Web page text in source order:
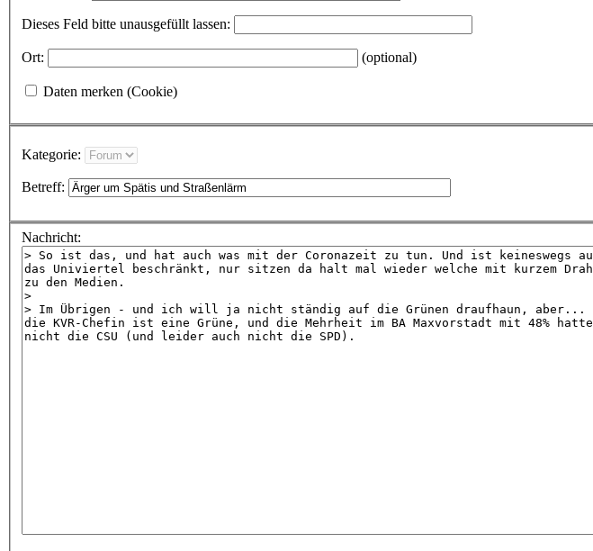
Dieses Feld bitte unausgefüllt lassen:
Ort: (optional)
Daten merken (Cookie)
Kategorie:
Betreff:
Nachricht: